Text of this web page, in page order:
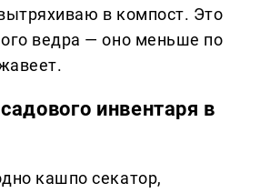
в компост. Это
ведра — оно меньше по
инвентаря в
кашпо секатор,